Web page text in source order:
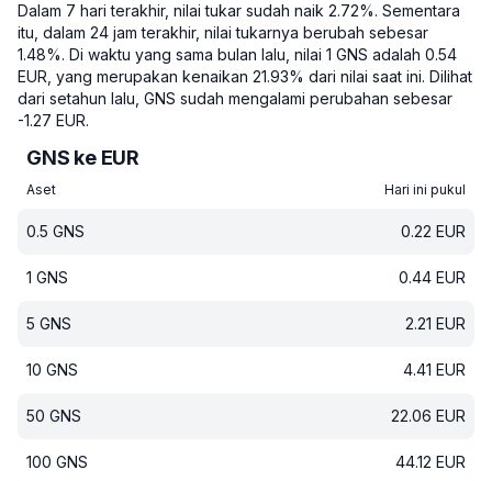
Dalam 7 hari terakhir, nilai tukar sudah naik 2.72%. Sementara
itu, dalam 24 jam terakhir, nilai tukarnya berubah sebesar
1.48%. Di waktu yang sama bulan lalu, nilai 1 GNS adalah 0.54
EUR, yang merupakan kenaikan 21.93% dari nilai saat ini. Dilihat
dari setahun lalu, GNS sudah mengalami perubahan sebesar
-1.27 EUR.
GNS ke EUR
Aset Hari ini pukul
0.5 GNS 0.22 EUR
1 GNS 0.44 EUR
5 GNS 2.21 EUR
10 GNS 4.41 EUR
50 GNS 22.06 EUR
100 GNS 44.12 EUR